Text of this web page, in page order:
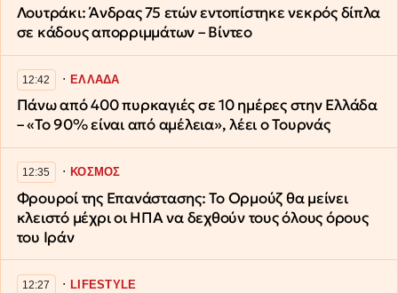
Λουτράκι: Άνδρας 75 ετών εντοπίστηκε νεκρός δίπλα
σε κάδους απορριμμάτων – Βίντεο
12:42 ∙ΕΛΛΑΔΑ
Πάνω από 400 πυρκαγιές σε 10 ημέρες στην Ελλάδα
– «Το 90% είναι από αμέλεια», λέει ο Τουρνάς
12:35 ∙ΚΟΣΜΟΣ
Φρουροί της Επανάστασης: Το Ορμούζ θα μείνει
κλειστό μέχρι οι ΗΠΑ να δεχθούν τους όλους όρους
του Ιράν
12:27 ∙LIFESTYLE